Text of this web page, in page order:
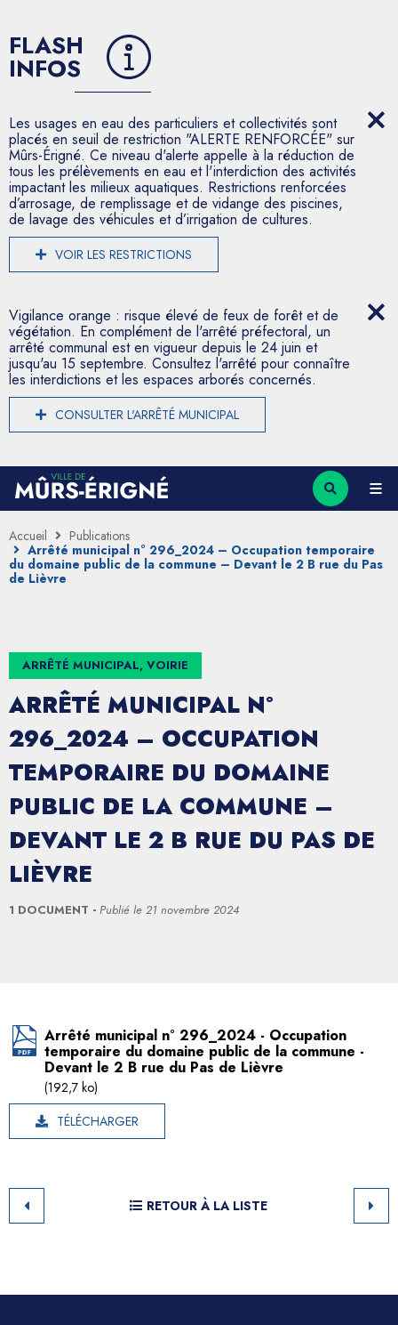
FLASH
INFOS
Les usages en eau des particuliers et collectivités sont
placés en seuil de restriction "ALERTE RENFORCÉE" sur
Mûrs-Érigné. Ce niveau d'alerte appelle à la réduction de
tous les prélèvements en eau et l'interdiction des activités
impactant les milieux aquatiques. Restrictions renforcées
d’arrosage, de remplissage et de vidange des piscines,
de lavage des véhicules et d’irrigation de cultures.
VOIR LES RESTRICTIONS
Vigilance orange : risque élevé de feux de forêt et de
végétation. En complément de l'arrêté préfectoral, un
arrêté communal est en vigueur depuis le 24 juin et
jusqu'au 15 septembre. Consultez l'arrêté pour connaître
les interdictions et les espaces arborés concernés.
CONSULTER L'ARRÊTÉ MUNICIPAL
Accueil
Publications
Arrêté municipal n° 296_2024 – Occupation temporaire
du domaine public de la commune – Devant le 2 B rue du Pas
de Lièvre
ARRÊTÉ MUNICIPAL, VOIRIE
ARRÊTÉ MUNICIPAL N°
296_2024 – OCCUPATION
TEMPORAIRE DU DOMAINE
PUBLIC DE LA COMMUNE –
DEVANT LE 2 B RUE DU PAS DE
LIÈVRE
1 DOCUMENT Publié le 21 novembre 2024
Arrêté municipal n° 296_2024 - Occupation
temporaire du domaine public de la commune -
Devant le 2 B rue du Pas de Lièvre
(192,7 ko)
TÉLÉCHARGER
RETOUR À LA LISTE